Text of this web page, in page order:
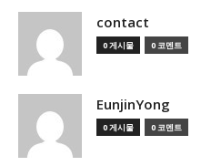
contact
0 게시물 0 코멘트
EunjinYong
0 게시물 0 코멘트